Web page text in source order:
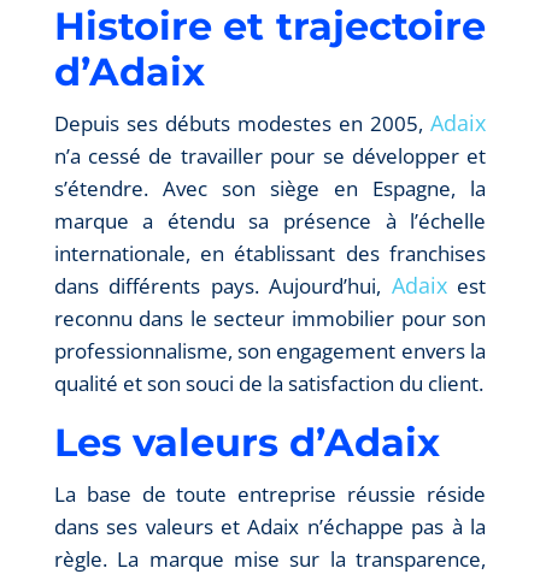
Histoire et trajectoire
d’Adaix
Depuis ses débuts modestes en 2005,Adaix
n’a cessé de travailler pour se développer et
s’étendre. Avec son siège en Espagne, la
marque a étendu sa présence à l’échelle
internationale, en établissant des franchises
dans différents pays. Aujourd’hui, Adaixest
reconnu dans le secteur immobilier pour son
professionnalisme, son engagement envers la
qualité et son souci de la satisfaction du client.
Les valeurs d’Adaix
La base de toute entreprise réussie réside
dans ses valeurs et Adaix n’échappe pas à la
règle. La marque mise sur la transparence,